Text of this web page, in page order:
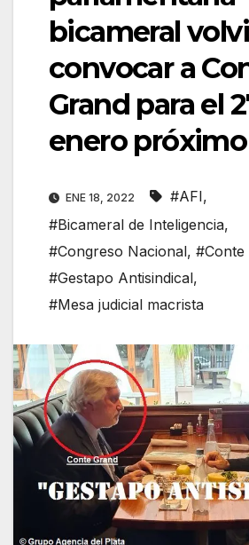
bicameral
convocar a
Grand para el
enero próximo
ENE 18, 2022 #AFI,
#Bicameral de Inteligencia,
#Congreso Nacional, #Conte
#Gestapo Antisindical,
#Mesa judicial macrista